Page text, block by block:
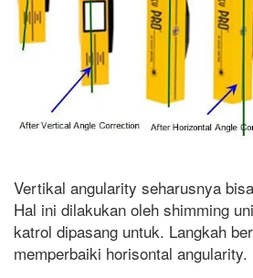
Vertikal angularity seharusnya
Hal ini dilakukan oleh shimming
katrol dipasang untuk. Langkah
memperbaiki horisontal angularity.